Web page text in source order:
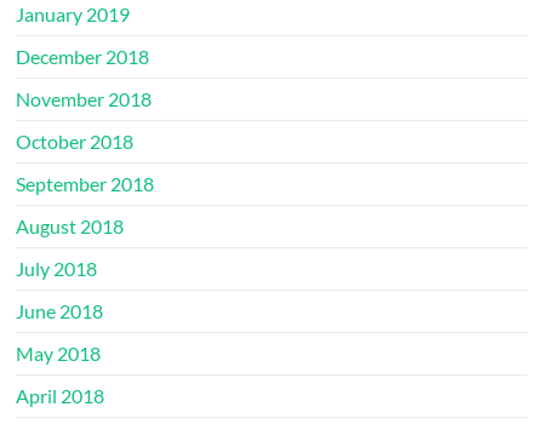
January 2019
December 2018
November 2018
October 2018
September 2018
August 2018
July 2018
June 2018
May 2018
April 2018